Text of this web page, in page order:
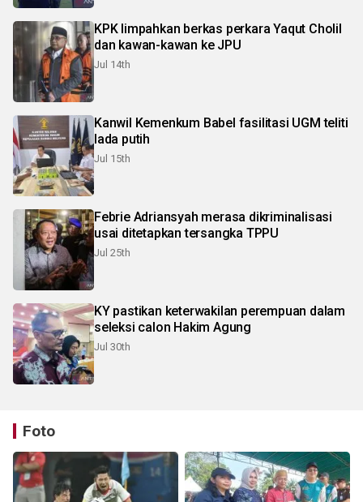
KPK limpahkan berkas perkara Yaqut Cholil
dan kawan-kawan ke JPU
Jul 14th
Kanwil Kemenkum Babel fasilitasi UGM teliti
lada putih
Jul 15th
Febrie Adriansyah merasa dikriminalisasi
usai ditetapkan tersangka TPPU
Jul 25th
KY pastikan keterwakilan perempuan dalam
seleksi calon Hakim Agung
Jul 30th
Foto